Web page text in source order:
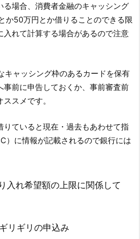
る場合、消費者金融のキャッシング
か50万円とか借りることのできる限
入れて計算する場合があるので注意
キャッシング枠のあるカードを保有
事前に申告しておくか、事前審査前
スメです。
りていると現在・過去もあわせて指
）に情報が記載されるので銀行には
入れ希望額の上限に関係して
リギリの申込み